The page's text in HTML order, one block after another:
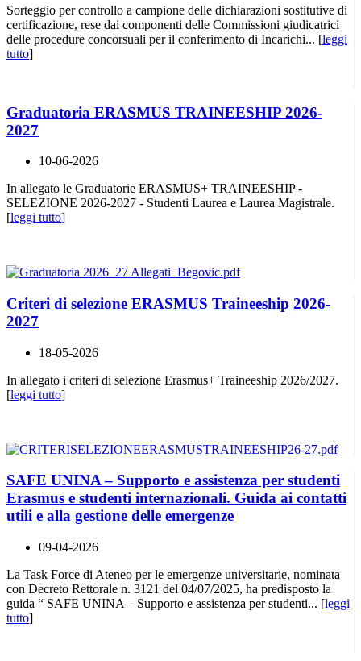
Sorteggio per controllo a campione delle dichiarazioni sostitutive di
certificazione, rese dai componenti delle Commissioni giudicatrici
delle procedure concorsuali per il conferimento di Incarichi... [leggi
tutto]
Graduatoria ERASMUS TRAINEESHIP 2026-
2027
10-06-2026
In allegato le Graduatorie ERASMUS+ TRAINEESHIP -
SELEZIONE 2026-2027 - Studenti Laurea e Laurea Magistrale.
[leggi tutto]
Criteri di selezione ERASMUS Traineeship 2026-
2027
18-05-2026
In allegato i criteri di selezione Erasmus+ Traineeship 2026/2027.
[leggi tutto]
SAFE UNINA – Supporto e assistenza per studenti
Erasmus e studenti internazionali. Guida ai contatti
utili e alla gestione delle emergenze
09-04-2026
La Task Force di Ateneo per le emergenze universitarie, nominata
con Decreto Rettorale n. 3121 del 04/07/2025, ha predisposto la
guida “ SAFE UNINA – Supporto e assistenza per studenti... [leggi
tutto]